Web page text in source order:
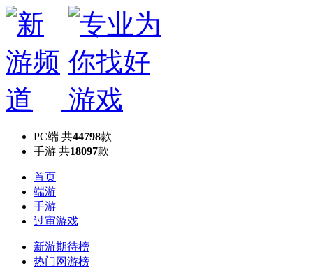
PC端 共44798款
手游 共18097款
首页
端游
手游
过审游戏
新游期待榜
热门网游榜